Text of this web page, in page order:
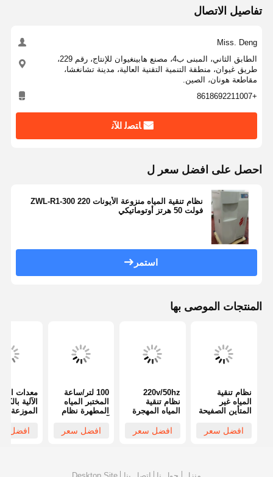
ملحقات نظام تنقية المياه
تفاصيل الاتصال
Miss. Deng
الطابق الثاني، المبنى ب4، مصنع هابينغيوان للإنتاج، رقم 229،
طريق غيوان، منطقة التنمية التقنية العالية، مدينة تشانغشا،
مقاطعة هونان، الصين.
+8618692211007
ﺎﺘﺼﻟ ﺍﻶﻧ
احصل على افضل سعر ل
نظام تنقية المياه منزوعة الأيونات ZWL-R1-300 220
فولت 50 هرتز أوتوماتيكي
استمر
المنتجات الموصى بها
نظام تنقية
المياه غير
المتأين الصفيحة
الطبي النموذج
ZWL-R1-300
افضل سعر
220v/50hz
نظام تنقية
المياه المهجرة
المهجرة الكفاءة
افضل سعر
100 لتر/ساعة
المختبر المياه
المطهرة نظام
السعة
افضل سعر
معدات
الآلية
الموزعة
/ ساعة
افضل